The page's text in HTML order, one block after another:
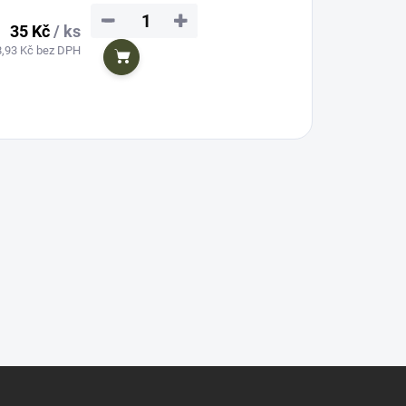
35 Kč/ ks
Kč bez DPH
+
−
Do košíku